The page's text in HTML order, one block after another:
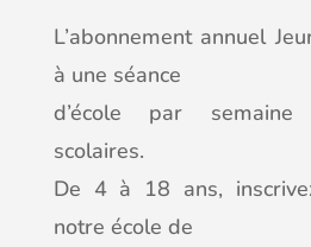
L’abonnement annuel
à une séance
d’école par semaine
scolaires.
De 4 à 18 ans,
notre école de